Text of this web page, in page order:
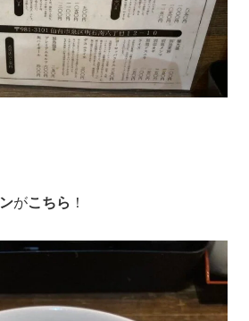
がこちら ！